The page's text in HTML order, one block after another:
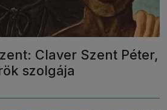
Claver Szent Péter,
szolgája